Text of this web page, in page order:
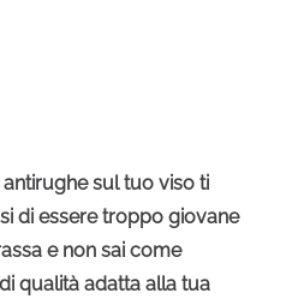
sul tuo viso ti
di essere troppo giovane
e non sai come
qualità adatta alla tua